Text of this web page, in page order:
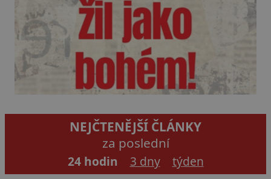
NEJČTENĚJŠÍ ČLÁNKY
za poslední
24 hodin 3 dny týden